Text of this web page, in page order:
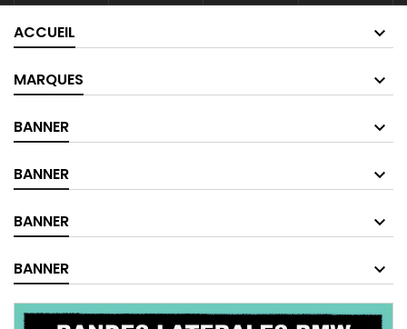
ACCUEIL
MARQUES
BANNER
BANNER
BANNER
BANNER